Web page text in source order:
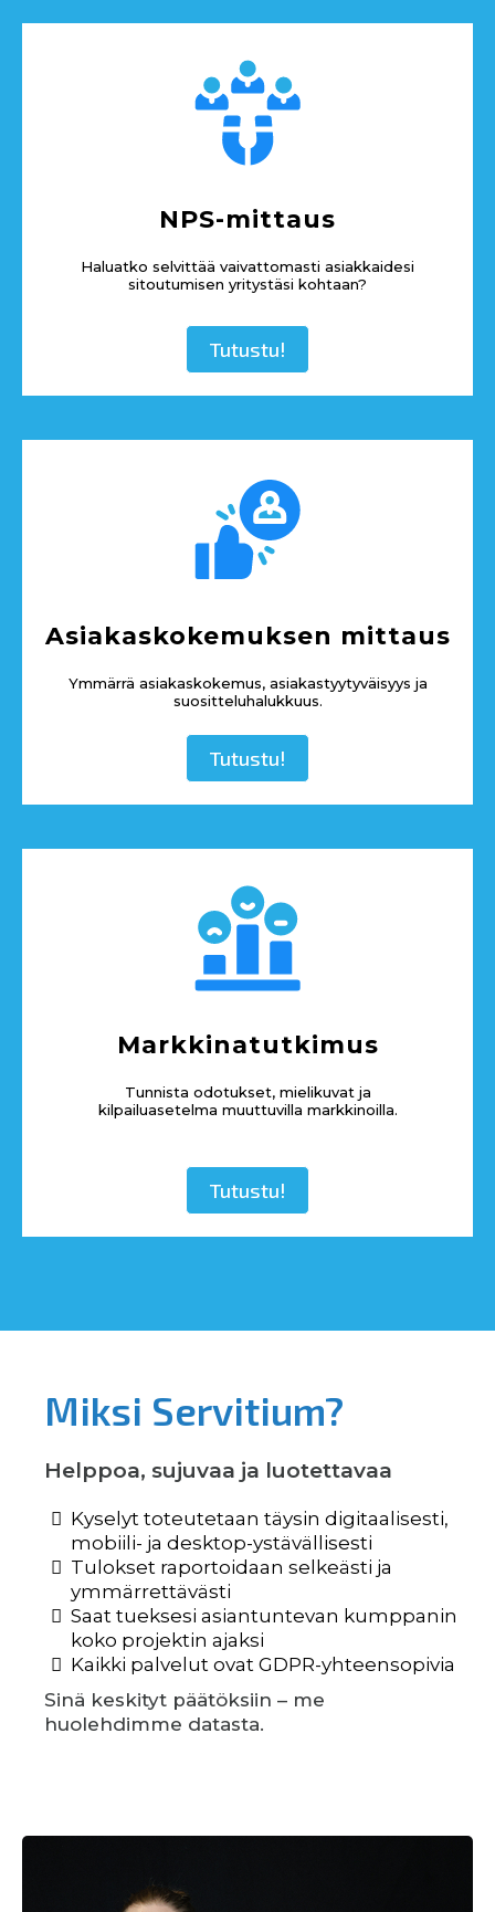
NPS-mittaus
Haluatko selvittää vaivattomasti asiakkaidesi
sitoutumisen yritystäsi kohtaan?
Tutustu!
Asiakaskokemuksen mittaus
Ymmärrä asiakaskokemus, asiakastyytyväisyys ja
suositteluhalukkuus.
Tutustu!
Markkinatutkimus
Tunnista odotukset, mielikuvat ja
kilpailuasetelma muuttuvilla markkinoilla.
Tutustu!
Miksi Servitium?
Helppoa, sujuvaa ja luotettavaa
Kyselyt toteutetaan täysin digitaalisesti,
mobiili- ja desktop-ystävällisesti
Tulokset raportoidaan selkeästi ja
ymmärrettävästi
Saat tueksesi asiantuntevan kumppanin
koko projektin ajaksi
Kaikki palvelut ovat GDPR-yhteensopivia
Sinä keskityt päätöksiin – me
huolehdimme datasta.